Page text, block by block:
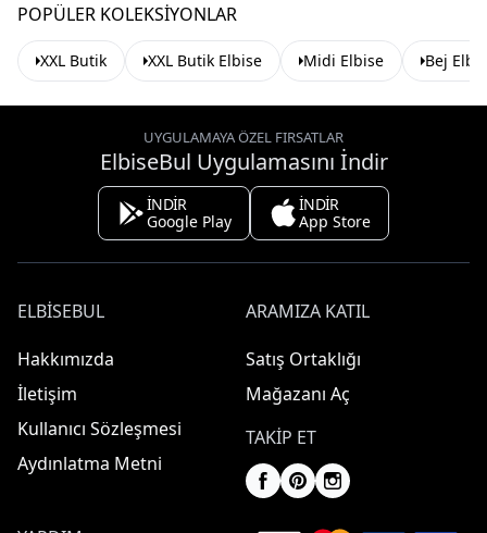
POPÜLER KOLEKSIYONLAR
XXL Butik XXL Butik Elbise Midi Elbise Bej
UYGULAMAYA ÖZEL FIRSATLAR
ElbiseBul Uygulamasını İndir
İNDİR
Google Play
İNDİR
App Store
ELBISEBUL
Hakkımızda
İletişim
Kullanıcı Sözleşmesi
Aydınlatma Metni
ARAMIZA KATIL
Satış Ortaklığı
Mağazanı Aç
TAKIP ET